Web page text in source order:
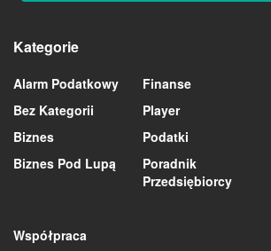
Kategorie
Alarm Podatkowy
Bez Kategorii
Biznes
Biznes Pod Lupą
Finanse
Player
Podatki
Poradnik
Przedsiębiorcy
Współpraca